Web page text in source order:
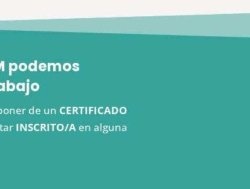
podemos
de un CERTIFICADO
INSCRITO/Aen alguna